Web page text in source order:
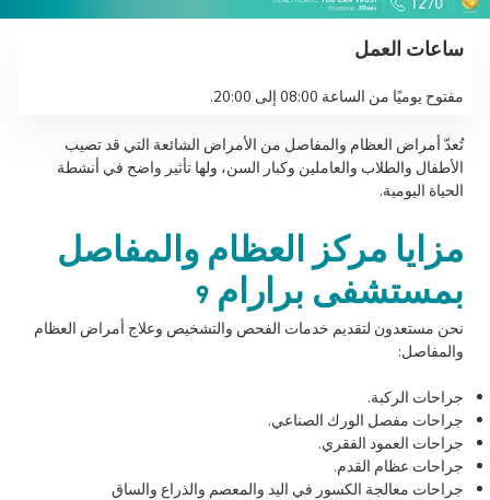
ساعات العمل
مفتوح يوميًا من الساعة 08:00 إلى 20:00.
تُعدّ أمراض العظام والمفاصل من الأمراض الشائعة التي قد تصيب
الأطفال والطلاب والعاملين وكبار السن، ولها تأثير واضح في أنشطة
الحياة اليومية.
مزايا مركز العظام والمفاصل
بمستشفى برارام 9
نحن مستعدون لتقديم خدمات الفحص والتشخيص وعلاج أمراض العظام
والمفاصل:
جراحات الركبة.
جراحات مفصل الورك الصناعي.
جراحات العمود الفقري.
جراحات عظام القدم.
جراحات معالجة الكسور في اليد والمعصم والذراع والساق